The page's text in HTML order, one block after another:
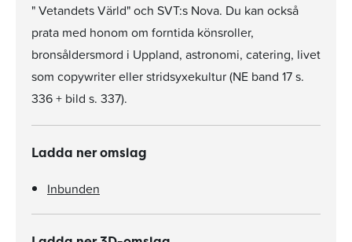
" Vetandets Värld" och SVT:s Nova. Du kan också
prata med honom om forntida könsroller,
bronsåldersmord i Uppland, astronomi, catering, livet
som copywriter eller stridsyxekultur (NE band 17 s.
336 + bild s. 337).
Ladda ner omslag
Inbunden